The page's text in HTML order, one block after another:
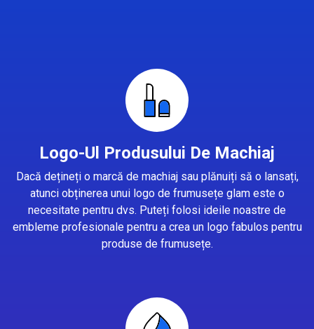
Logo-Ul Produsului De Machiaj
Dacă dețineți o marcă de machiaj sau plănuiți să o lansați,
atunci obținerea unui logo de frumusețe glam este o
necesitate pentru dvs. Puteți folosi ideile noastre de
embleme profesionale pentru a crea un logo fabulos pentru
produse de frumusețe.